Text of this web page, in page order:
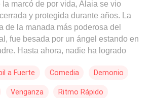
marcó de por vida, Alaia se vio
y protegida durante años. La
de la manada más poderosa del
fue besada por un ángel estando en
Hasta ahora, nadie ha logrado
es el ser más perverso que existe...: El
a Fuerte Comedia Demonio
Venganza Ritmo Rápido